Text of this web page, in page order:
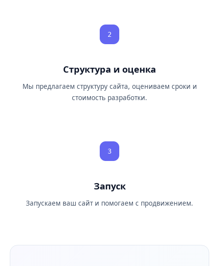
2
Структура и оценка
Мы предлагаем структуру сайта, оцениваем сроки и
стоимость разработки.
3
Запуск
Запускаем ваш сайт и помогаем с продвижением.